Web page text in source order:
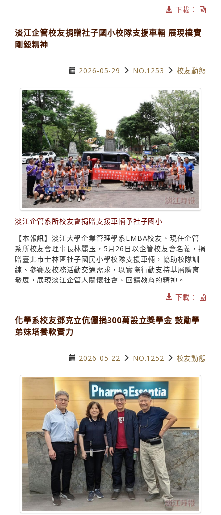
下載：
淡江企管校友捐贈社子國小校隊支援車輛 展現樸實
剛毅精神
2026-05-29 NO.1253 校友動態
淡江企管系所校友會捐贈支援車輛予社子國小
【本報訊】淡江大學企業管理學系EMBA校友、現任企管
系所校友會理事長林麗玉，5月26日以企管校友會名義，捐
贈臺北市士林區社子國民小學校隊支援車輛，協助校隊訓
練、參賽及校務活動交通需求，以實際行動支持基層體育
發展，展現淡江企管人關懷社會、回饋教育的精神。
下載：
化學系校友鄧克立伉儷捐300萬設立獎學金 鼓勵學
弟妹培養軟實力
2026-05-22 NO.1252 校友動態